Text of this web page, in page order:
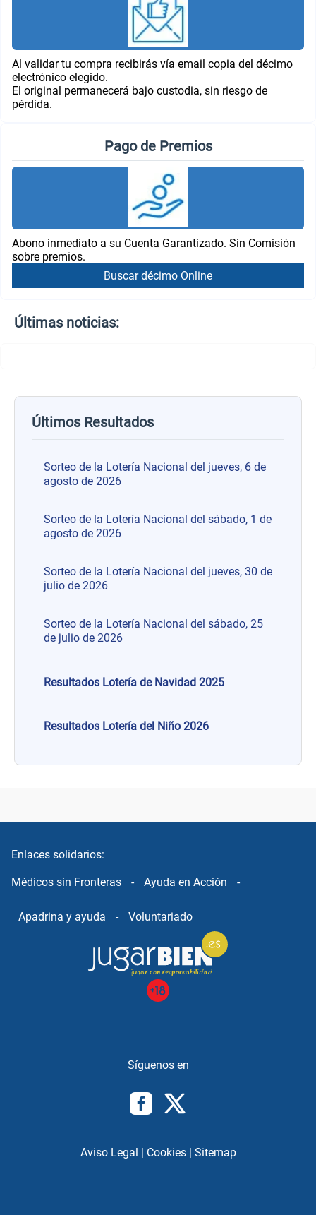
Al validar tu compra recibirás vía email copia del décimo
electrónico elegido.
El original permanecerá bajo custodia, sin riesgo de
pérdida.
Pago de Premios
Abono inmediato a su Cuenta Garantizado. Sin Comisión
sobre premios.
Buscar décimo Online
Últimas noticias:
Últimos Resultados
Sorteo de la Lotería Nacional del jueves, 6 de
agosto de 2026
Sorteo de la Lotería Nacional del sábado, 1 de
agosto de 2026
Sorteo de la Lotería Nacional del jueves, 30 de
julio de 2026
Sorteo de la Lotería Nacional del sábado, 25
de julio de 2026
Resultados Lotería de Navidad 2025
Resultados Lotería del Niño 2026
Enlaces solidarios:
Médicos sin Fronteras - Ayuda en Acción -
Apadrina y ayuda - Voluntariado
Aviso Legal | Cookies| Sitemap